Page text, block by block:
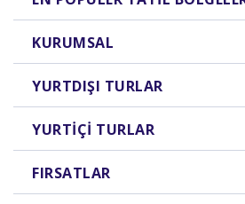
KURUMSAL
YURTDIŞI TURLAR
YURTIÇI TURLAR
FIRSATLAR